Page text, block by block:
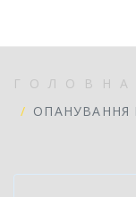
ГОЛОВНА
ОПАНУВАННЯ